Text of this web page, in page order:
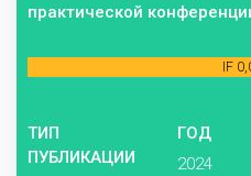
практической
IF
ТИП
ПУБЛИКАЦИИ
ГОД
2024